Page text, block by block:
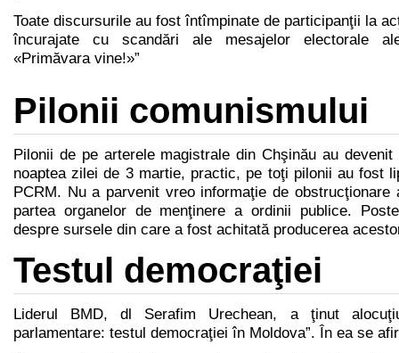
Toate discursurile au fost întîmpinate de participanţii la
încurajate cu scandări ale mesajelor electorale
«Primăvara vine!»”
Pilonii comunismului
Pilonii de pe arterele magistrale din Chşinău au
noaptea zilei de 3 martie, practic, pe toţi pilonii au fost
PCRM. Nu a parvenit vreo informaţie de
partea organelor de menţinere a ordinii publice.
despre sursele din care a fost achitată producerea
Testul democraţiei
Liderul BMD, dl Serafim Urechean, a ţinut
parlamentare: testul democraţiei în Moldova”. În ea se